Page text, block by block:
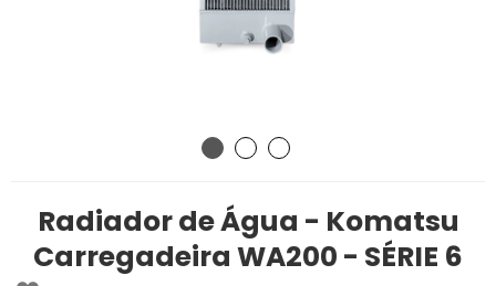
Radiador de Água - Komatsu
Carregadeira WA200 - SÉRIE 6